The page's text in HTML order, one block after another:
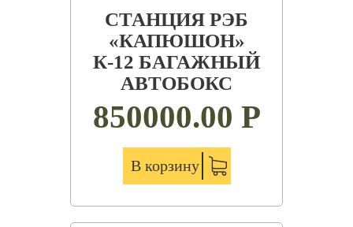
СТАНЦИЯ РЭБ
«КАПЮШОН»
К-12 БАГАЖНЫЙ
АВТОБОКС
850000.00 Р
В корзину